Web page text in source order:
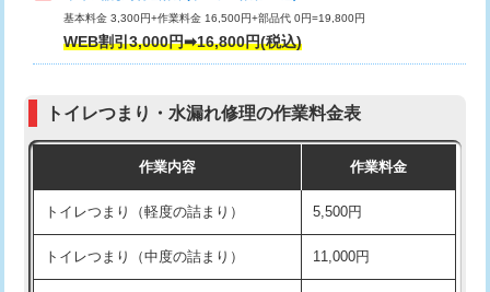
基本料金 3,300円+作業料金 16,500円+部品代 0円=19,800円
WEB割引3,000円➡16,800円(税込)
トイレつまり・水漏れ修理の作業料金表
作業内容 作業料金
トイレつまり（軽度の詰まり） 5,500円
トイレつまり（中度の詰まり） 11,000円